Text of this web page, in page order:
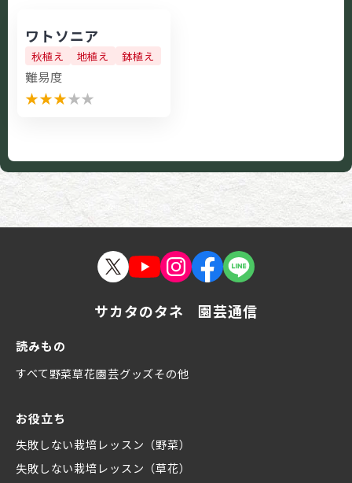
ワトソニア
秋植え 地植え 鉢植え
難易度
★★★★★
サカタのタネ 園芸通信
読みもの
すべて野菜草花園芸グッズその他
お役立ち
失敗しない栽培レッスン（野菜）
失敗しない栽培レッスン（草花）